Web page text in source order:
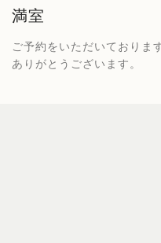
満室
ご予約をいただいておりま
ありがとうございます。